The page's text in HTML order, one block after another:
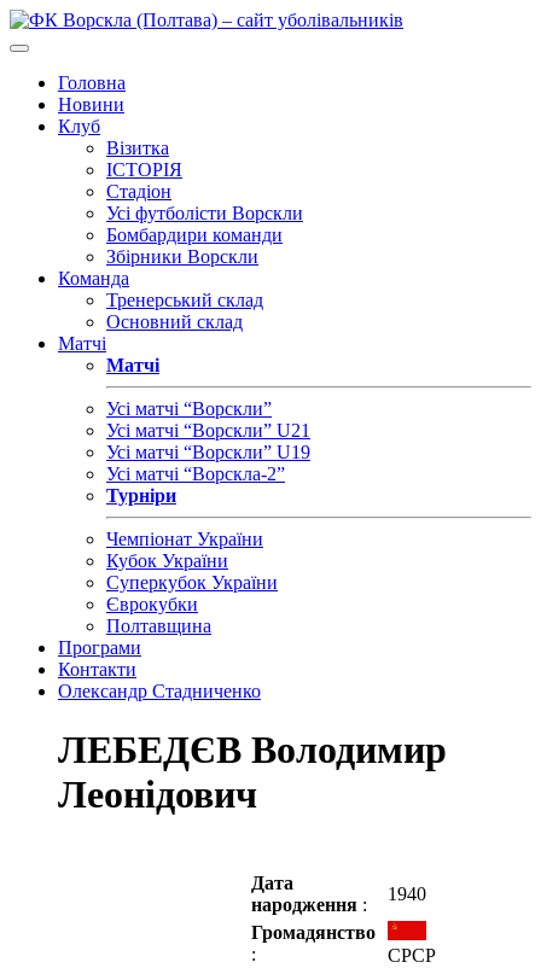
Головна
Новини
Клуб
Візитка
ІСТОРІЯ
Стадіон
Усі футболісти Ворскли
Бомбардири команди
Збірники Ворскли
Команда
Тренерський склад
Основний склад
Матчі
Матчі
Усі матчі “Ворскли”
Усі матчі “Ворскли” U21
Усі матчі “Ворскли” U19
Усі матчі “Ворскла-2”
Турніри
Чемпіонат України
Кубок України
Суперкубок України
Єврокубки
Полтавщина
Програми
Контакти
Олександр Стадниченко
ЛЕБЕДЄВ Володимир
Леонідович
Дата
народження :
1940
Громадянство
:
СРСР